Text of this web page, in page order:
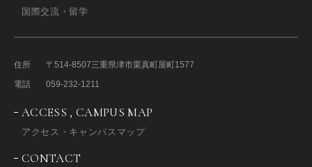
国際交流・留学
住所 〒514-8507三重県津市栗真町屋町1577
電話
059-232-1211
ACCESS , CAMPUS MAP
アクセス・キャンパスマップ
CONTACT